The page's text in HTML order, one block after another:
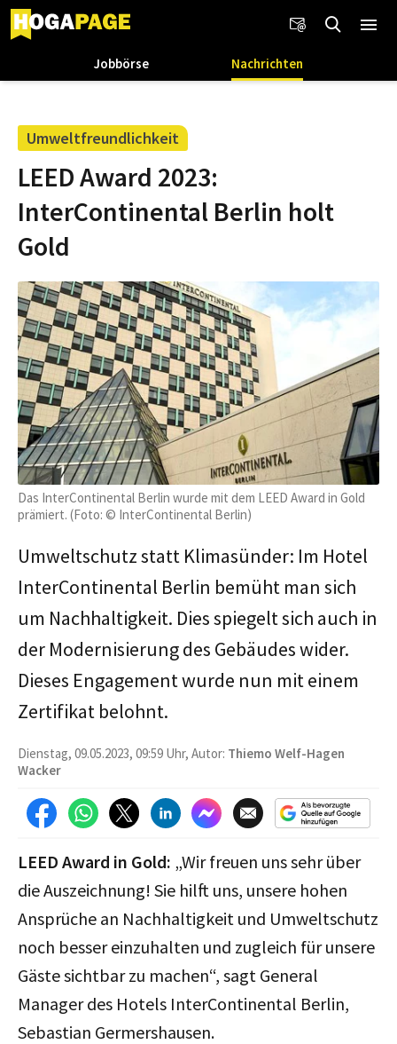
Jobbörse Nachrichten
Umweltfreundlichkeit
LEED Award 2023:
InterContinental Berlin holt
Gold
Das InterContinental Berlin wurde mit dem LEED Award in Gold
prämiert. (Foto: © InterContinental Berlin)
Umweltschutz statt Klimasünder: Im Hotel
InterContinental Berlin bemüht man sich
um Nachhaltigkeit. Dies spiegelt sich auch in
der Modernisierung des Gebäudes wider.
Dieses Engagement wurde nun mit einem
Zertifikat belohnt.
Dienstag, 09.05.2023, 09:59 Uhr, Autor: Thiemo Welf-Hagen
Wacker
LEED Award in Gold: „Wir freuen uns sehr über
die Auszeichnung! Sie hilft uns, unsere hohen
Ansprüche an Nachhaltigkeit und Umweltschutz
noch besser einzuhalten und zugleich für unsere
Gäste sichtbar zu machen“, sagt General
Manager des Hotels InterContinental Berlin,
Sebastian Germershausen.